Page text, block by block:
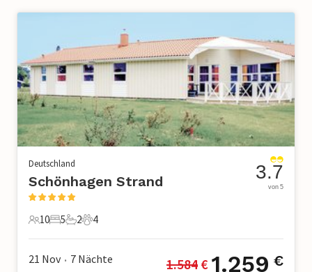
Deutschland
Schönhagen Strand
10 Gäste
10
5 Schlafzimmer
5
2 Badezimmer
2
4 Haustiere
4
3.7
von 5
21 Nov • 7 Nächte 1.584 € 1.259 €